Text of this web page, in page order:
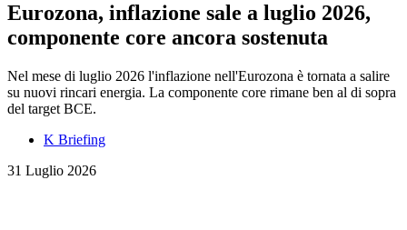
Eurozona, inflazione sale a luglio 2026,
componente core ancora sostenuta
Nel mese di luglio 2026 l'inflazione nell'Eurozona è tornata a salire
su nuovi rincari energia. La componente core rimane ben al di sopra
del target BCE.
K Briefing
31 Luglio 2026